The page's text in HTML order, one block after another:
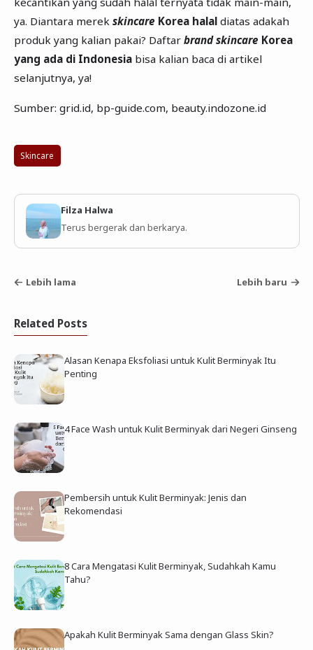
ya. Diantara merek skincare Korea halaldiatas adakah
produk yang kalian pakai? Daftar brand skincare Korea
yang ada di Indonesiabisa kalian baca di artikel
selanjutnya, ya!
Sumber: grid.id, bp-guide.com, beauty.indozone.id
Skincare
Filza Halwa
Terus bergerak dan berkarya.
Lebih lama Lebih baru
Related Posts
Alasan Kenapa Eksfoliasi untuk Kulit Berminyak Itu
Penting
4 Face Wash untuk Kulit Berminyak dari Negeri Ginseng
Pembersih untuk Kulit Berminyak: Jenis dan
Rekomendasi
8 Cara Mengatasi Kulit Berminyak, Sudahkah Kamu
Tahu?
Apakah Kulit Berminyak Sama dengan Glass Skin?